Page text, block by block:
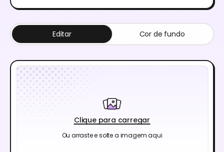
Clique para carregar
Ou arraste e solte a imagem aqui
Editar Cor de fundo